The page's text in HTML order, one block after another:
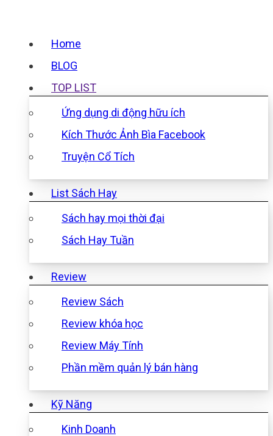
Home
BLOG
TOP LIST
Ứng dụng di động hữu ích
Kích Thước Ảnh Bìa Facebook
Truyện Cổ Tích
List Sách Hay
Sách hay mọi thời đại
Sách Hay Tuần
Review
Review Sách
Review khóa học
Review Máy Tính
Phần mềm quản lý bán hàng
Kỹ Năng
Kinh Doanh